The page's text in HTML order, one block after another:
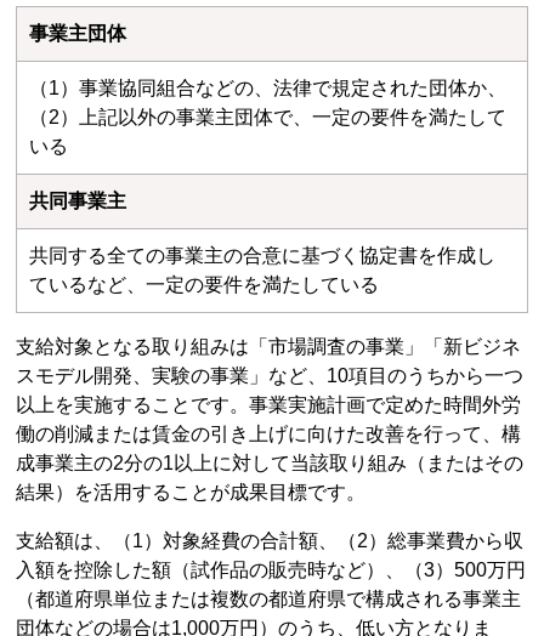
事業主団体
（1）事業協同組合などの、法律で規定された団体か、
（2）上記以外の事業主団体で、一定の要件を満たして
いる
共同事業主
共同する全ての事業主の合意に基づく協定書を作成し
ているなど、一定の要件を満たしている
支給対象となる取り組みは「市場調査の事業」「新ビジネ
スモデル開発、実験の事業」など、10項目のうちから一つ
以上を実施することです。事業実施計画で定めた時間外労
働の削減または賃金の引き上げに向けた改善を行って、構
成事業主の2分の1以上に対して当該取り組み（またはその
結果）を活用することが成果目標です。
支給額は、（1）対象経費の合計額、（2）総事業費から収
入額を控除した額（試作品の販売時など）、（3）500万円
（都道府県単位または複数の都道府県で構成される事業主
団体などの場合は1,000万円）のうち、低い方となりま